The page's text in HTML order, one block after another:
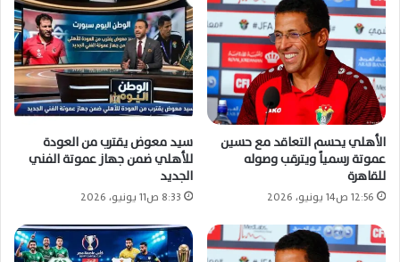
الأهلي يحسم التعاقد مع حسين
عموتة رسمياً ويترقب وصوله
للقاهرة
12:56 ص14 يونيو، 2026
سيد معوض يقترب من العودة
للأهلي ضمن جهاز عموتة الفني
الجديد
8:33 ص11 يونيو، 2026